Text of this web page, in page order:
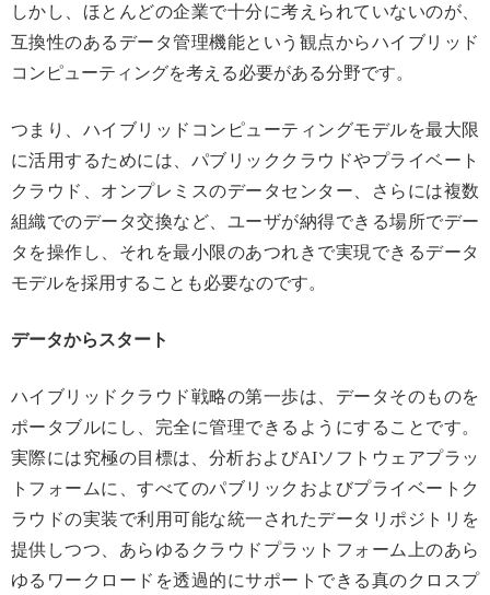
しかし、ほとんどの企業で十分に考えられていないのが、
互換性のあるデータ管理機能という観点からハイブリッド
コンピューティングを考える必要がある分野です。
つまり、ハイブリッドコンピューティングモデルを最大限
に活用するためには、パブリッククラウドやプライベート
クラウド、オンプレミスのデータセンター、さらには複数
組織でのデータ交換など、ユーザが納得できる場所でデー
タを操作し、それを最小限のあつれきで実現できるデータ
モデルを採用することも必要なのです。
データからスタート
ハイブリッドクラウド戦略の第一歩は、データそのものを
ポータブルにし、完全に管理できるようにすることです。
実際には究極の目標は、分析およびAIソフトウェアプラッ
トフォームに、すべてのパブリックおよびプライベートク
ラウドの実装で利用可能な統一されたデータリポジトリを
提供しつつ、あらゆるクラウドプラットフォーム上のあら
ゆるワークロードを透過的にサポートできる真のクロスプ